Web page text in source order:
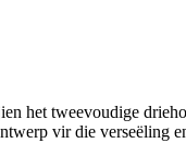
het tweevoudige
vir die verseëling